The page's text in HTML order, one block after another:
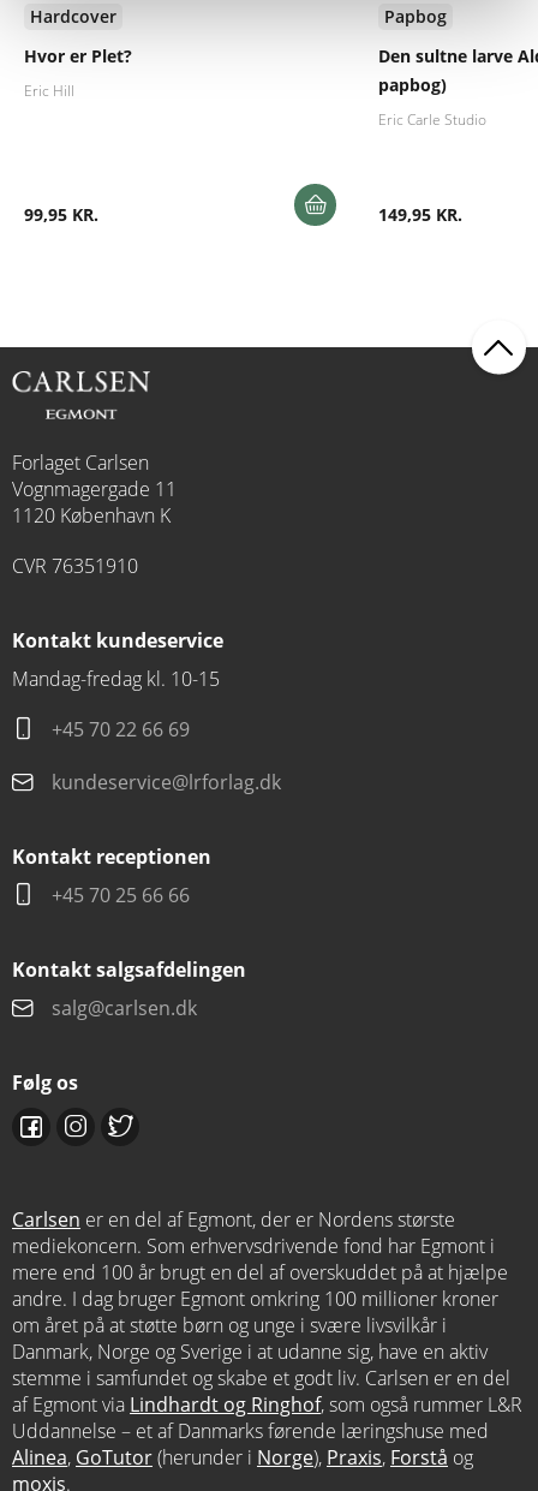
Hardcover
Hvor er Plet?
Eric Hill
99,95 KR.
Papbog
Den sultne larve
papbog)
Eric Carle Studio
149,95 KR.
Forlaget Carlsen
Vognmagergade 11
1120 København K
CVR 76351910
Kontakt kundeservice
Mandag-fredag kl. 10-15
+45 70 22 66 69
kundeservice@lrforlag.dk
Kontakt receptionen
+45 70 25 66 66
Kontakt salgsafdelingen
salg@carlsen.dk
Følg os
Carlsen er en del af Egmont, der er Nordens største
mediekoncern. Som erhvervsdrivende fond har Egmont i
mere end 100 år brugt en del af overskuddet på at hjælpe
andre. I dag bruger Egmont omkring 100 millioner kroner
om året på at støtte børn og unge i svære livsvilkår i
Danmark, Norge og Sverige i at udanne sig, have en aktiv
stemme i samfundet og skabe et godt liv. Carlsen er en del
af Egmont via Lindhardt og Ringhof, som også rummer L&R
Uddannelse – et af Danmarks førende læringshuse med
Alinea, GoTutor(herunder i Norge), Praxis, Forstå og
moxis.